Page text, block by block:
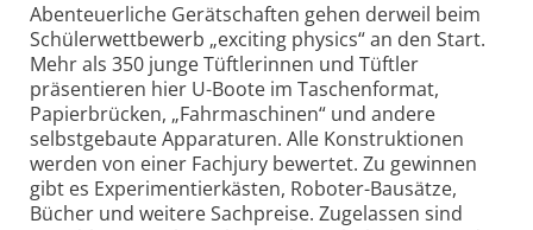
Abenteuerliche Gerätschaften gehen derweil beim
Schülerwettbewerb „exciting physics“ an den Start.
Mehr als 350 junge Tüftlerinnen und Tüftler
präsentieren hier U-Boote im Taschenformat,
Papierbrücken, „Fahrmaschinen“ und andere
selbstgebaute Apparaturen. Alle Konstruktionen
werden von einer Fachjury bewertet. Zu gewinnen
gibt es Experimentierkästen, Roboter-Bausätze,
Bücher und weitere Sachpreise. Zugelassen sind